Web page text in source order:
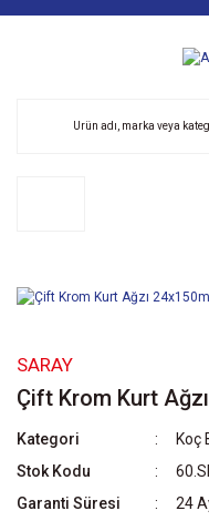
SARAY
Çift Krom Kurt
Kategori
Koç
Stok Kodu
Garanti Süresi
24